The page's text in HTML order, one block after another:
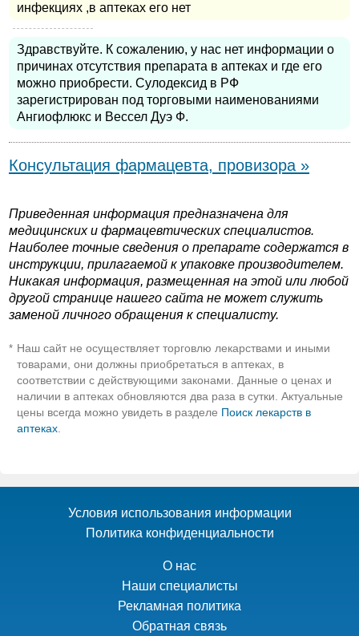
инфекциях ,в аптеках его нет
Здравствуйте. К сожалению, у нас нет информации о
причинах отсутствия препарата в аптеках и где его
можно приобрести. Сулодексид в РФ
зарегистрирован под торговыми наименованиями
Ангиофлюкс и Вессел Дуэ Ф.
Консультация фармацевта, провизора »
Приведенная информация предназначена для
медицинских и фармацевтических специалистов.
Наиболее точные сведения о препарате содержатся в
инструкции, прилагаемой к упаковке производителем.
Никакая информация, размещенная на этой или любой
другой странице нашего сайта не может служить
заменой личного обращения к специалисту.
* Наш сайт не осуществляет торговлю лекарствами и иными
товарами, они должны приобретаться в аптеках, в
соответствии с действующими законами. Данные о ценах и
наличии в аптеках обновляются два раза в сутки. Актуальные
цены всегда можно увидеть в разделе Поиск лекарств в
аптеках
Условия использования информации
Политика конфиденциальности
О нас
Наши специалисты
Рекламная политика
Обратная связь